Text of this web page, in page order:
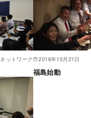
ネットワーク 2016年10月21日
福島始動